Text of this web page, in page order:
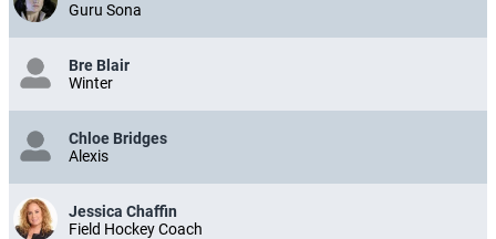
Guru Sona
Bre Blair
Winter
Chloe Bridges
Alexis
Jessica Chaffin
Field Hockey Coach